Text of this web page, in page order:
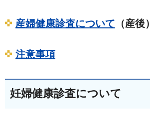
産婦健康診査について （産後）
注意事項
妊婦健康診査について